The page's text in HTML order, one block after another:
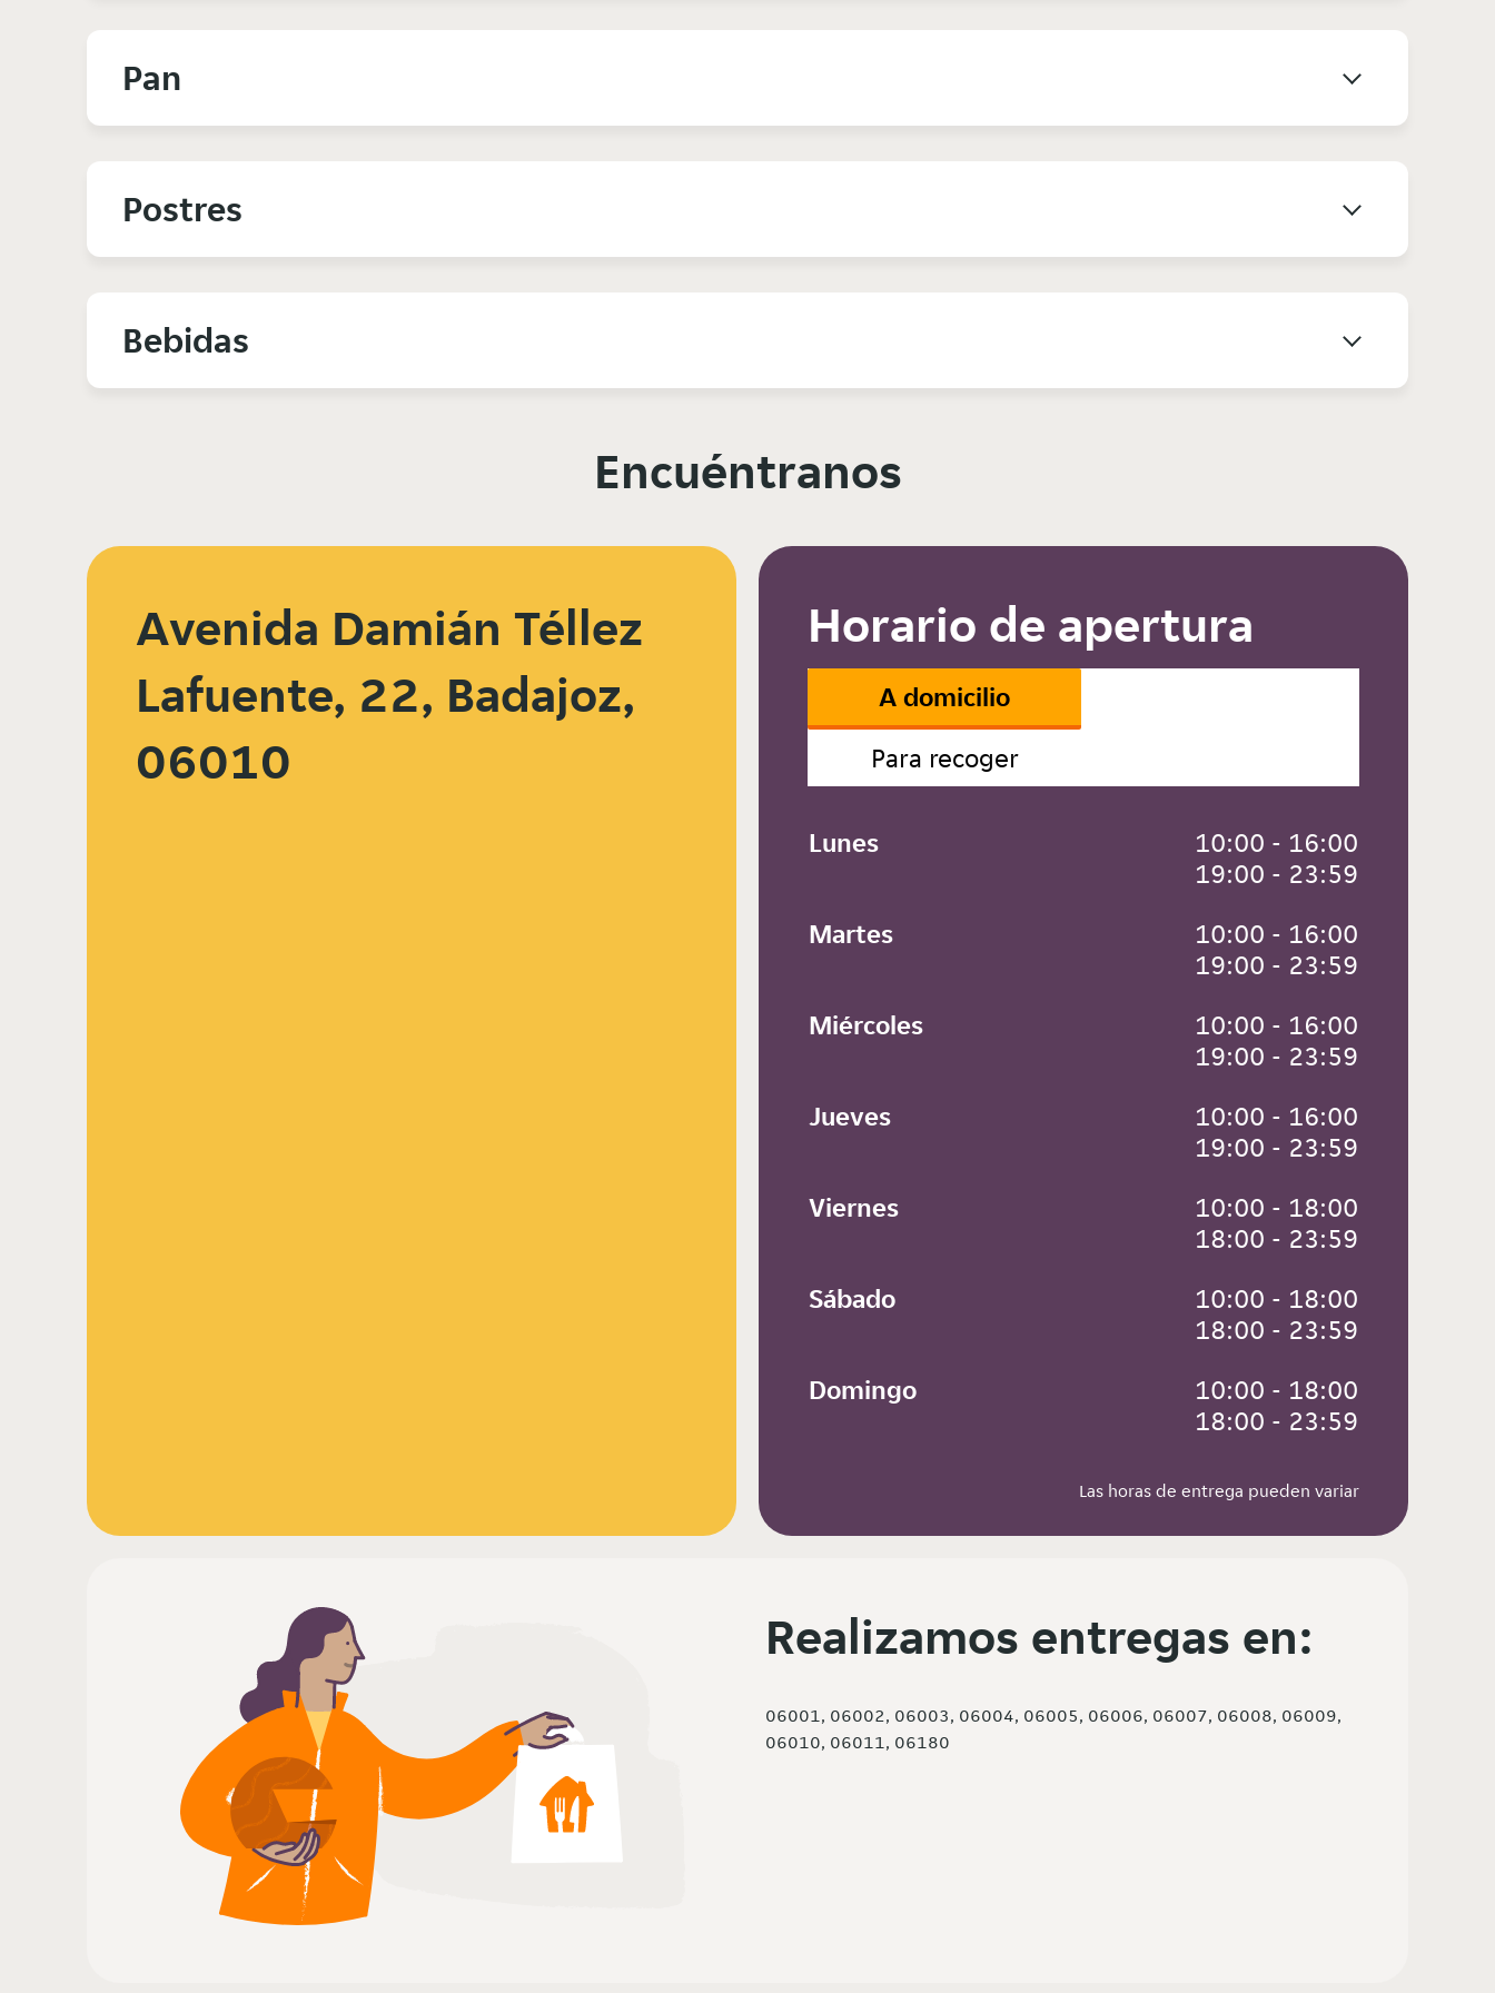
Pan
Postres
Bebidas
Encuéntranos
Avenida Damián Téllez
Lafuente, 22, Badajoz,
06010
Horario de apertura
A domicilio
Para recoger
Lunes
10:00 - 16:00
19:00 - 23:59
Martes
10:00 - 16:00
19:00 - 23:59
Miércoles
10:00 - 16:00
19:00 - 23:59
Jueves
10:00 - 16:00
19:00 - 23:59
Viernes
10:00 - 18:00
18:00 - 23:59
Sábado
10:00 - 18:00
18:00 - 23:59
Domingo
10:00 - 18:00
18:00 - 23:59
Las horas de entrega pueden variar
Realizamos entregas en:
06001, 06002, 06003, 06004, 06005, 06006, 06007, 06008, 06009,
06010, 06011, 06180